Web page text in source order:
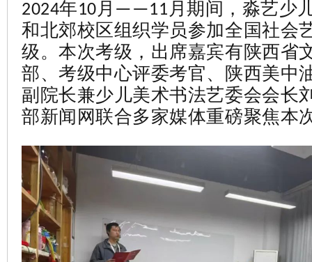
2024年10月——11月期间，淼艺少
和北郊校区组织学员参加全国社会
级。本次考级，出席嘉宾有陕西省
部、考级中心评委考官、陕西美中
副院长兼少儿美术书法艺委会会长
部新闻网联合多家媒体重磅聚焦本